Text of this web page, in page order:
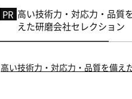
高い技術力・対応力・品質
えた研磨会社セレクション
高い技術力・対応力・品質を備え